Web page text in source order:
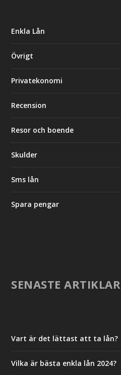
Enkla Lån
Övrigt
Privatekonomi
Recension
Resor och boende
Skulder
Sms lån
Spara pengar
SENASTE ARTIKLAR
Vart är det lättast att ta lån?
Vilka är bästa enkla lån 2024?